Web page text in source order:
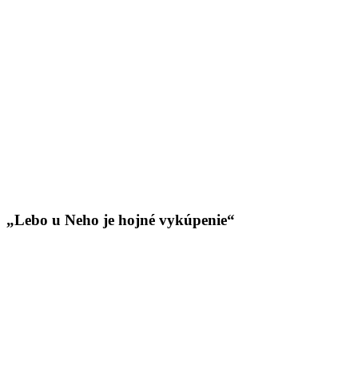
„Lebo u Neho je hojné vykúpenie“